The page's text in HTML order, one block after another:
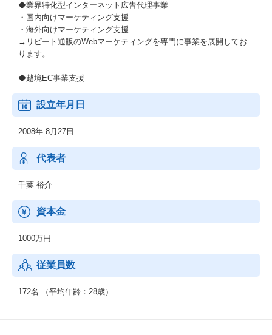
◆業界特化型インターネット広告代理事業
・国内向けマーケティング支援
・海外向けマーケティング支援
→リピート通販のWebマーケティングを専門に事業を展開してお
ります。
◆越境EC事業支援
設立年月日
2008年 8月27日
代表者
千葉 裕介
資本金
1000万円
従業員数
172名 （平均年齢：28歳）